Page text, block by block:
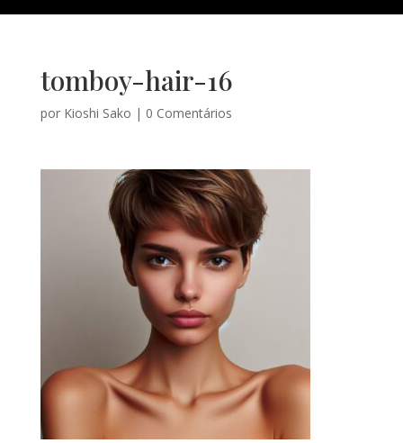
tomboy-hair-16
por Kioshi Sako | 0 Comentários